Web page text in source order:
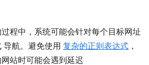
程中，系统可能会针对每个目标网址
导航。避免使用 复杂的正则表达式 ，
站时可能会遇到延迟